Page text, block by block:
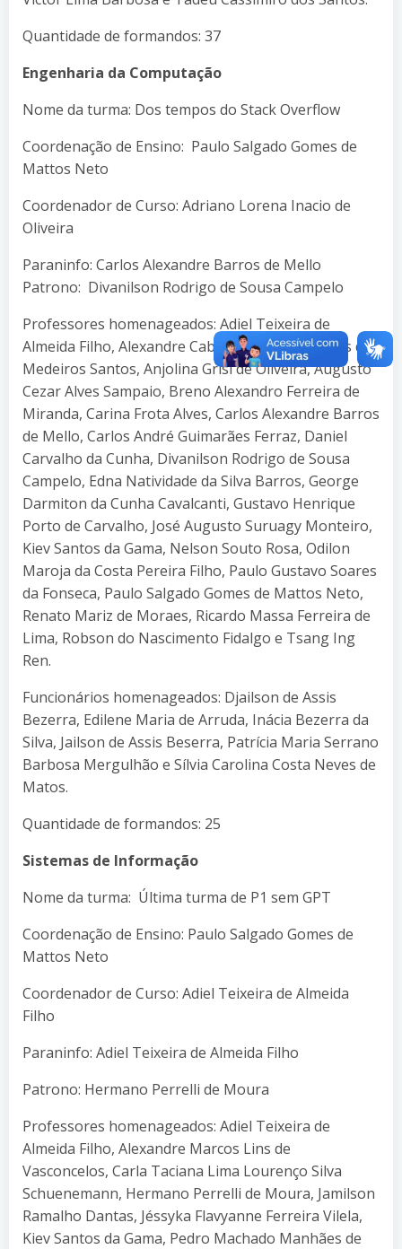
Quantidade de formandos: 37
Engenharia da Computação
Nome da turma: Dos tempos do Stack Overflow
Coordenação de Ensino: Paulo Salgado Gomes de
Mattos Neto
Coordenador de Curso: Adriano Lorena Inacio de
Oliveira
Paraninfo: Carlos Alexandre Barros de Mello
Patrono: Divanilson Rodrigo de Sousa Campelo
Professores homenageados: Adiel Teixeira de
Almeida Filho, Alexandre Cabral Mota, André Luís de
Medeiros Santos, Anjolina Grisi de Oliveira, Augusto
Cezar Alves Sampaio, Breno Alexandro Ferreira de
Miranda, Carina Frota Alves, Carlos Alexandre Barros
de Mello, Carlos André Guimarães Ferraz, Daniel
Carvalho da Cunha, Divanilson Rodrigo de Sousa
Campelo, Edna Natividade da Silva Barros, George
Darmiton da Cunha Cavalcanti, Gustavo Henrique
Porto de Carvalho, José Augusto Suruagy Monteiro,
Kiev Santos da Gama, Nelson Souto Rosa, Odilon
Maroja da Costa Pereira Filho, Paulo Gustavo Soares
da Fonseca, Paulo Salgado Gomes de Mattos Neto,
Renato Mariz de Moraes, Ricardo Massa Ferreira de
Lima, Robson do Nascimento Fidalgo e Tsang Ing
Ren.
Funcionários homenageados: Djailson de Assis
Bezerra, Edilene Maria de Arruda, Inácia Bezerra da
Silva, Jailson de Assis Beserra, Patrícia Maria Serrano
Barbosa Mergulhão e Sílvia Carolina Costa Neves de
Matos.
Quantidade de formandos: 25
Sistemas de Informação
Nome da turma: Última turma de P1 sem GPT
Coordenação de Ensino: Paulo Salgado Gomes de
Mattos Neto
Coordenador de Curso: Adiel Teixeira de Almeida
Filho
Paraninfo: Adiel Teixeira de Almeida Filho
Patrono: Hermano Perrelli de Moura
Professores homenageados: Adiel Teixeira de
Almeida Filho, Alexandre Marcos Lins de
Vasconcelos, Carla Taciana Lima Lourenço Silva
Schuenemann, Hermano Perrelli de Moura, Jamilson
Ramalho Dantas, Jéssyka Flavyanne Ferreira Vilela,
Kiev Santos da Gama, Pedro Machado Manhães de